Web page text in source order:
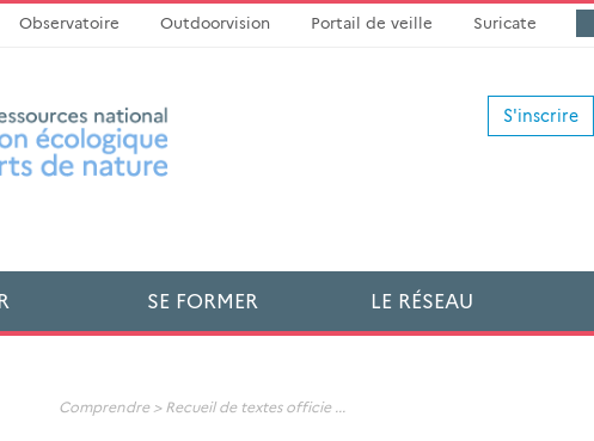
Observatoire Outdoorvision Portail de veille Suricate
S'inscrire
SE FORMER LE RÉSEAU
Comprendre > Recueil de textes officie...